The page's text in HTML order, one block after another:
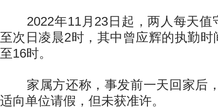
2022年11月23日起，两人每天值
至次日凌晨2时，其中曾应辉的执勤时
至16时。
家属方还称，事发前一天回家后
适向单位请假，但未获准许。